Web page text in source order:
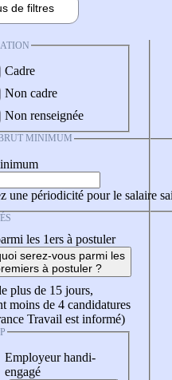
de filtres
Cadre
Non cadre
Non renseignée
MINIMUM
une périodicité pour le salaire
les 1ers à postuler
serez-vous parmi les
à postuler ?
plus de 15 jours,
moins de 4 candidatures
Travail est informé)
Employeur handi-
engagé